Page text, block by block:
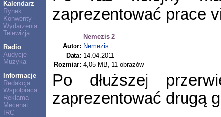
Kalendarz
Rynek
Konwenty
Wydarzenia
Telewizja
Radio
Audycje
Muzyka
Informacje
Redakcja
Współpraca
Reklama
Mecenat
IRC
zaprezentować prace
Nemezis 2
Autor: Nemezis
Data: 14.04.2011
Rozmiar: 4,05 MB, 11 obrazów
Po dłuższej
zaprezentować drugą